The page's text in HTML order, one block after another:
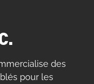
des
pour les